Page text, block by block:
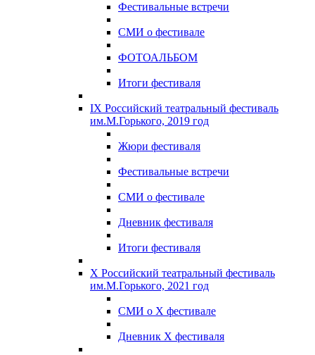
Фестивальные встречи
СМИ о фестивале
ФОТОАЛЬБОМ
Итоги фестиваля
IX Российский театральный фестиваль
им.М.Горького, 2019 год
Жюри фестиваля
Фестивальные встречи
СМИ о фестивале
Дневник фестиваля
Итоги фестиваля
X Российский театральный фестиваль
им.М.Горького, 2021 год
СМИ о X фестивале
Дневник X фестиваля